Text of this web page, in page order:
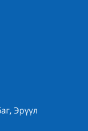
Эрүүл